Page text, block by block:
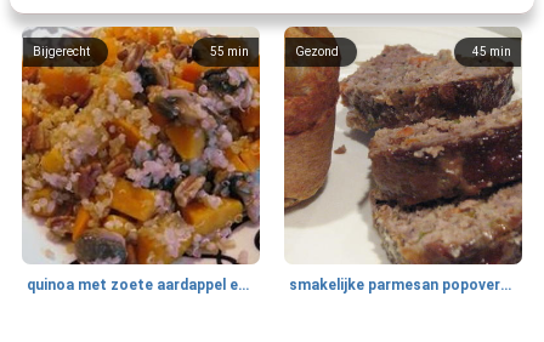
55 min
Bijgerecht
quinoa met zoete aardappel en champignons
45min
Gezond
smakelijke parmesan popovers (gezonder!)